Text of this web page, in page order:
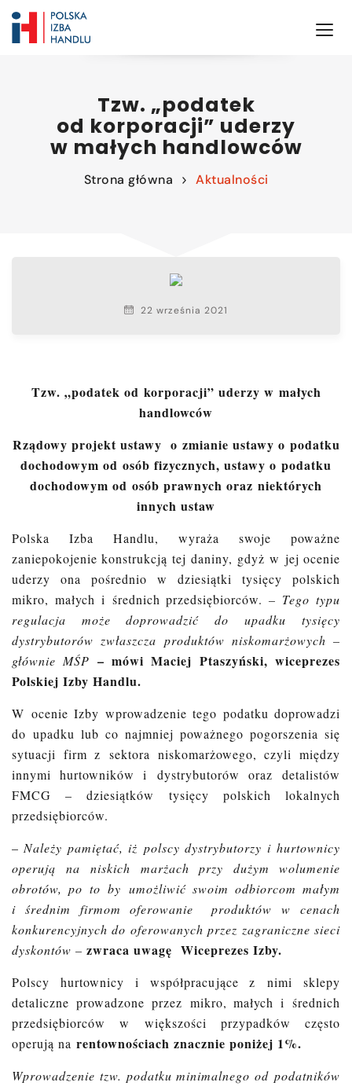
Tzw. „podatek
od korporacji” uderzy
w małych handlowców
Strona główna Aktualności
22 września 2021
Tzw. „podatek od korporacji” uderzy w małych
handlowców
Rządowy projekt ustawy o zmianie ustawy o podatku
dochodowym od osób fizycznych, ustawy o podatku
dochodowym od osób prawnych oraz niektórych
innych ustaw
Polska Izba Handlu, wyraża swoje poważne
zaniepokojenie konstrukcją tej daniny, gdyż w jej ocenie
uderzy ona pośrednio w dziesiątki tysięcy polskich
mikro, małych i średnich przedsiębiorców.– Tego typu
regulacja może doprowadzić do upadku tysięcy
dystrybutorów zwłaszcza produktów niskomarżowych –
głównie MŚP – mówi Maciej Ptaszyński, wiceprezes
Polskiej Izby Handlu.
W ocenie Izby wprowadzenie tego podatku doprowadzi
do upadku lub co najmniej poważnego pogorszenia się
sytuacji firm z sektora niskomarżowego, czyli między
innymi hurtowników i dystrybutorów oraz detalistów
FMCG – dziesiątków tysięcy polskich lokalnych
przedsiębiorców.
– Należy pamiętać, iż polscy dystrybutorzy i hurtownicy
operują na niskich marżach przy dużym wolumenie
obrotów, po to by umożliwić swoim odbiorcom małym
i średnim firmom oferowanie produktów w cenach
konkurencyjnych do oferowanych przez zagraniczne sieci
dyskontów – zwraca uwagę Wiceprezes Izby.
Polscy hurtownicy i współpracujące z nimi sklepy
detaliczne prowadzone przez mikro, małych i średnich
przedsiębiorców w większości przypadków często
operują na rentownościach znacznie poniżej 1%.
Wprowadzenie tzw. podatku minimalnego od podatników